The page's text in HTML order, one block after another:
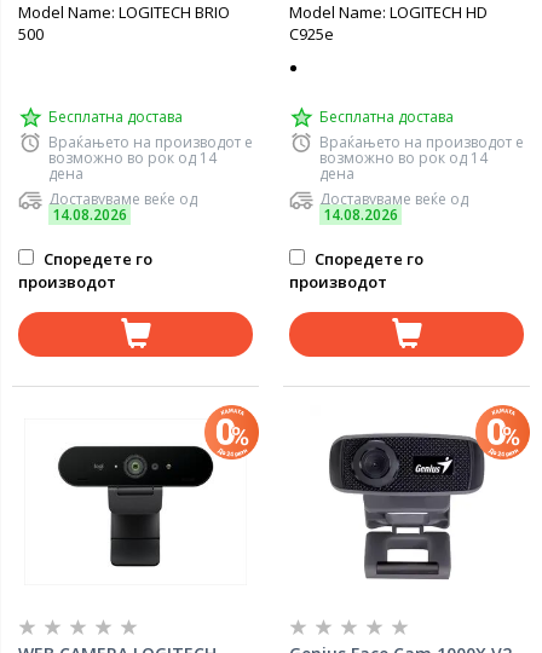
Model Name: LOGITECH BRIO
500
Бесплатна достава
Враќањето на производот е
возможно во рок од 14
дена
Доставуваме веќе од
14.08.2026
Споредете го
производот
Model Name: LOGITECH HD
C925e
Бесплатна достава
Враќањето на производот е
возможно во рок од 14
дена
Доставуваме веќе од
14.08.2026
Споредете го
производот